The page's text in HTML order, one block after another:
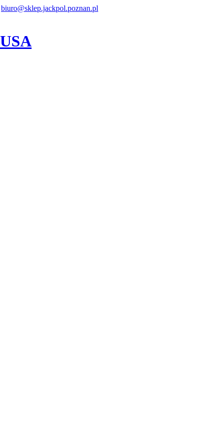
biuro@sklep.jackpol.poznan.pl